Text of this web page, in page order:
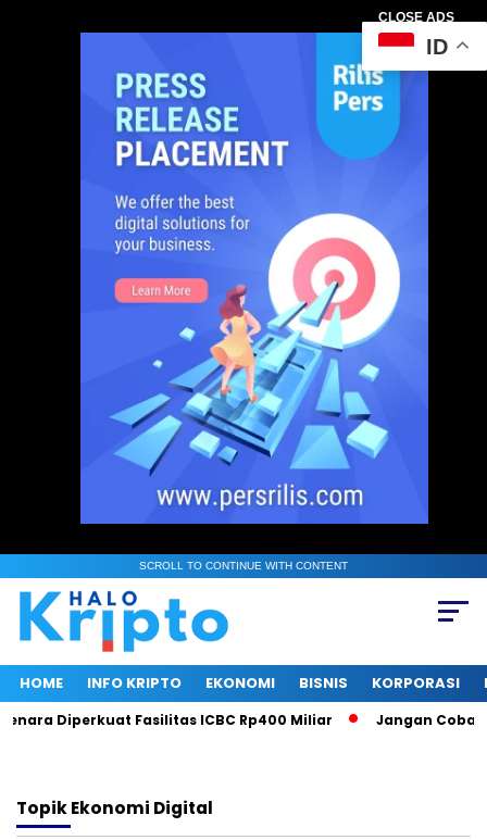
CLOSE ADS
SCROLL TO CONTINUE WITH CONTENT
HOME INFO KRIPTO EKONOMI BISNIS KORPORASI
Diperkuat Fasilitas ICBC Rp400 Miliar Jangan Coba
TopikEkonomi Digital
ID